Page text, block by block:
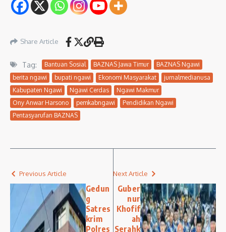
Share Article
Tag: Bantuan Sosial BAZNAS Jawa Timur
BAZNAS Ngawi
berita ngawi
bupati ngawi Ekonomi Masyarakat
jurnalmedianusa
Kabupaten Ngawi
Ngawi Cerdas
Ngawi Makmur
Ony Anwar Harsono
pemkabngawi
Pendidikan Ngawi
Pentasyarufan BAZNAS
Previous Article
Gedun
g
Satres
krim
Polres
Next Article
Guber
nur
Khofif
ah
Serahk